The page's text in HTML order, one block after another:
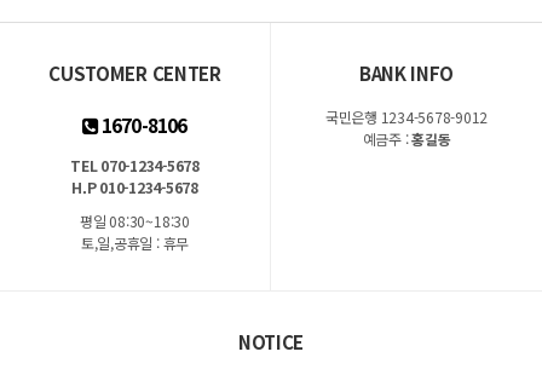
CUSTOMER CENTER
1670-8106
TEL 070-1234-5678
H.P 010-1234-5678
평일 08:30~18:30
토,일,공휴일 : 휴무
BANK INFO
국민은행 1234-5678-9012
예금주 :홍길동
NOTICE